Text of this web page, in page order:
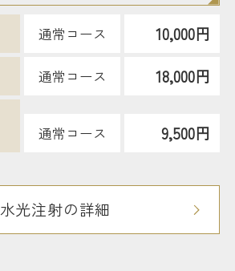
通常コース 10,000円
通常コース 18,000円
通常コース 9,500円
水光注射の詳細